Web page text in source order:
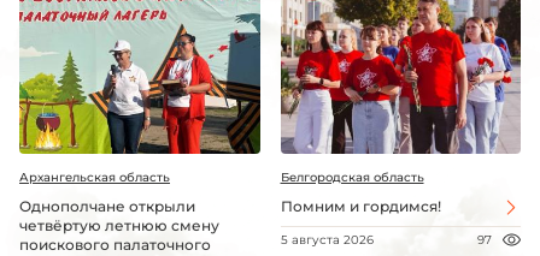
Архангельская область
Однополчане открыли
четвёртую летнюю смену
поискового палаточного
Белгородская область
Помним и гордимся!
5 августа 2026 97